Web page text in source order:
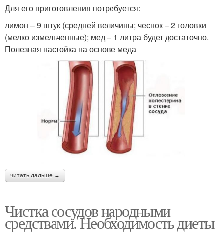
Для его приготовления потребуется:
лимон – 9 штук (средней величины; чеснок – 2 головки
(мелко измельченные); мед – 1 литра будет достаточно.
Полезная настойка на основе меда
читать дальше →
Чистка сосудов народными
средствами. Необходимость диеты